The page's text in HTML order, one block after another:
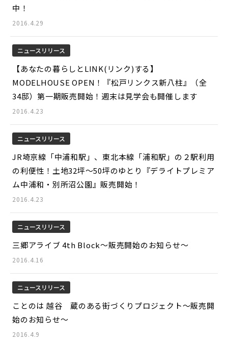
中！
2016.4.29
ニュースリリース
【あなたの暮らしとLINK(リンク)する】
MODELHOUSE OPEN！『松戸リンクス新八柱』（全
34邸）第一期販売開始！週末は見学会も開催します
2016.4.23
ニュースリリース
JR埼京線「中浦和駅」、東北本線「浦和駅」の２駅利用
の利便性！土地32坪～50坪のゆとり『デライトプレミア
ム中浦和・別所沼公園』販売開始！
2016.4.23
ニュースリリース
三郷アライブ 4th Block～販売開始のお知らせ～
2016.4.16
ニュースリリース
ことのは 越谷 蔵のある街づくりプロジェクト～販売開
始のお知らせ～
2016.4.9